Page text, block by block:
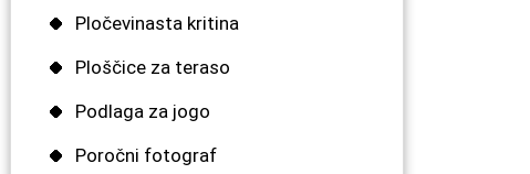
Pločevinasta kritina
Ploščice za teraso
Podlaga za jogo
Poročni fotograf